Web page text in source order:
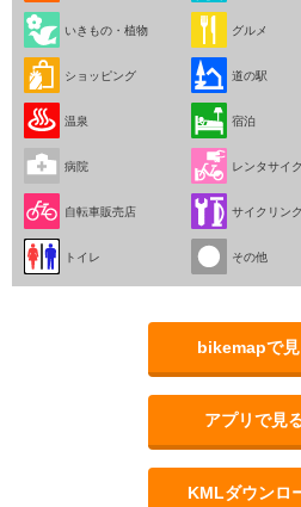
いきもの・植物 グルメ
ショッピング 道の駅
温泉 宿泊
病院 レンタサイ
自転車販売店 サイクリン
トイレ その他
bikemapで
アプリで見
KMLダウンロ